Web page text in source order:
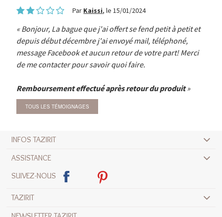
Par Kaissi, le 15/01/2024
Bonjour, La bague que j'ai offert se fend petit à petit et
depuis début décembre j'ai envoyé mail, téléphoné,
message Facebook et aucun retour de votre part! Merci
de me contacter pour savoir quoi faire.
Remboursement effectué après retour du produit
TOUS LES TÉMOIGNAGES
INFOS TAZIRIT
ASSISTANCE
SUIVEZ-NOUS
TAZIRIT